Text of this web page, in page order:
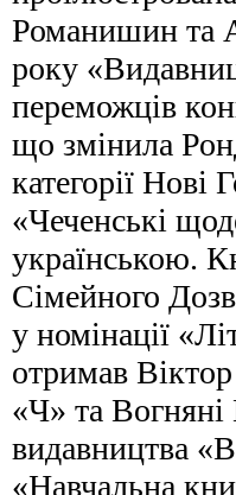
Романишин та
року
переможців
що змінила
категорії
«Чеченські
українською.
Сімейного
у номінації
отримав
«Ч» та Вогняні
видавництва
«Навчальна